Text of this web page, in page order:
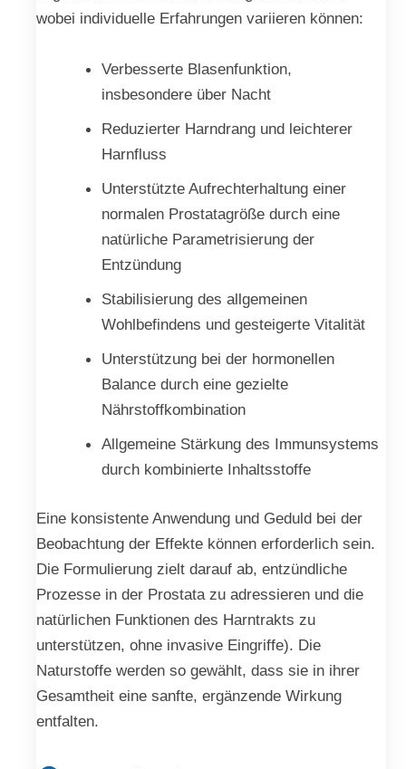
wobei individuelle Erfahrungen variieren können:
Verbesserte Blasenfunktion,
insbesondere über Nacht
Reduzierter Harndrang und leichterer
Harnfluss
Unterstützte Aufrechterhaltung einer
normalen Prostatagröße durch eine
natürliche Parametrisierung der
Entzündung
Stabilisierung des allgemeinen
Wohlbefindens und gesteigerte Vitalität
Unterstützung bei der hormonellen
Balance durch eine gezielte
Nährstoffkombination
Allgemeine Stärkung des Immunsystems
durch kombinierte Inhaltsstoffe
Eine konsistente Anwendung und Geduld bei der
Beobachtung der Effekte können erforderlich sein.
Die Formulierung zielt darauf ab, entzündliche
Prozesse in der Prostata zu adressieren und die
natürlichen Funktionen des Harntrakts zu
unterstützen, ohne invasive Eingriffe). Die
Naturstoffe werden so gewählt, dass sie in ihrer
Gesamtheit eine sanfte, ergänzende Wirkung
entfalten.